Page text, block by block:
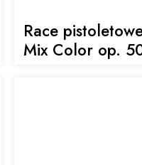
Race
Mix Color op.